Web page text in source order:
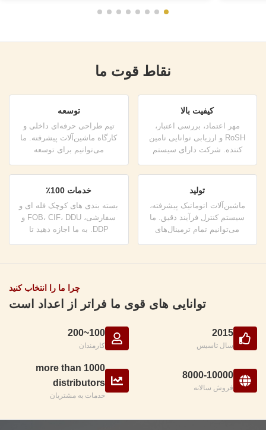
نقاط قوت ما
کیفیت بالا
مهر اعتماد، بررسی اعتبار،
RoSH و ارزیابی توانایی تامین
کننده. شرکت دارای سیستم
تست حرفه ای است.
توسعه
تیم طراحی حرفه‌ای داخلی و
کارگاه ماشین‌آلات پیشرفته. ما
می‌توانیم برای توسعه
همکاری کنیم.
تولید
ماشین‌آلات اتوماتیک پیشرفته،
سیستم کنترل فرآیند دقیق. ما
می‌توانیم تمام ترمینال‌های
خدمات 100٪
بسته بندی های کوچک فله ای و
سفارشی، FOB، CIF، DDU و
DDP. به ما اجازه دهید تا
چرا ما را انتخاب کنید
توانایی های قوی ما فراتر از اعداد است
2015
سال تاسیس
100~200
کارمندان
8000-10000
فروش سالانه
more than 1000
distributors
خدمات به مشتریان